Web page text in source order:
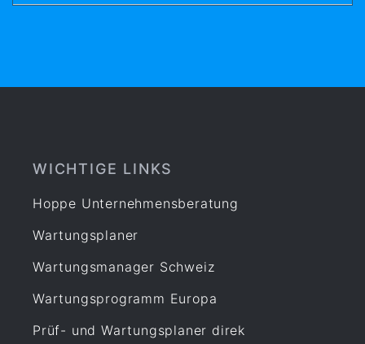
WICHTIGE LINKS
Hoppe Unternehmensberatung
Wartungsplaner
Wartungsmanager Schweiz
Wartungsprogramm Europa
Prüf- und Wartungsplaner direk